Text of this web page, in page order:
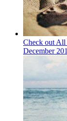
Check out All
December